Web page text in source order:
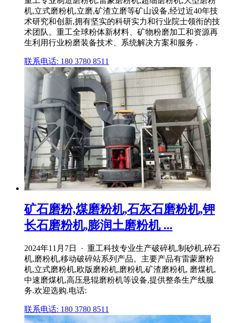
机,立式磨粉机,立磨,矿渣立磨等矿山设备,经过近40年技
术研究和创新,拥有坚实的科研实力和行业院士领衔的技
术团队。重工全球粉体新材料、矿物粉磨加工和资源再
生利用行业粉磨装备技术、系统解决方案和服务 .
联系电话: 180 3780 8511
矿石磨粉,煤磨粉机,石灰石磨粉机,钾
长石磨粉机,膨润土磨粉机 ...
2024年11月7日 · 重工科技专业生产破碎机,制砂机,碎石
机,磨粉机,移动破碎站系列产品。主要产品有雷蒙磨粉
机,立式磨粉机,欧版磨粉机,磨粉机,矿渣磨粉机, 磨煤机,
中速磨煤机,高压悬辊磨粉机等设备,提供整条生产线服
务.欢迎选购.电话:
联系电话: 180 3780 8511